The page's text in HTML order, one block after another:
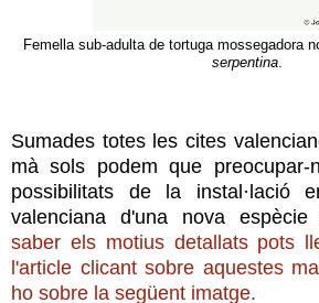
Femella sub-adulta de tortuga mossegadora
serpentina
Sumades totes les cites
mà sols podem que
possibilitats de la instal·lació
valenciana d'una nova espècie
saber els motius detallats pots
l'article clicant sobre aquestes
ho sobre la següent imatge.